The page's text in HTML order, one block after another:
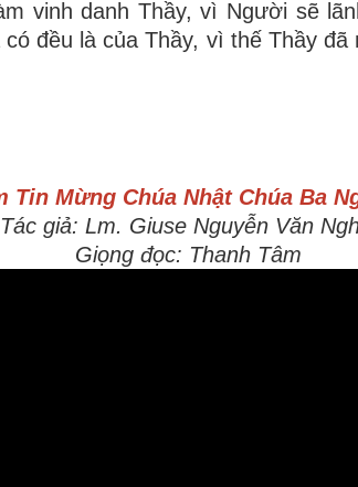
vinh danh Thầy, vì Người sẽ
đều là của Thầy, vì thế Thầy
Tin Mừng Chúa Nhật Chúa Ba
Tác giả: Lm. Giuse Nguyễn Văn
Giọng đọc: Thanh Tâm